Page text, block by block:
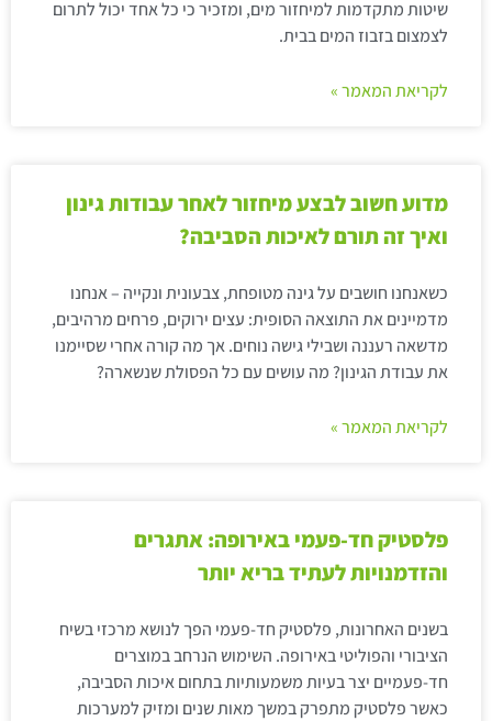
שיטות מתקדמות למיחזור מים, ומזכיר כי כל אחד יכול לתרום
לצמצום בזבוז המים בבית.
לקריאת המאמר »
מדוע חשוב לבצע מיחזור לאחר עבודות גינון
ואיך זה תורם לאיכות הסביבה?
כשאנחנו חושבים על גינה מטופחת, צבעונית ונקייה – אנחנו
מדמיינים את התוצאה הסופית: עצים ירוקים, פרחים מרהיבים,
מדשאה רעננה ושבילי גישה נוחים. אך מה קורה אחרי שסיימנו
את עבודת הגינון? מה עושים עם כל הפסולת שנשארה?
לקריאת המאמר »
פלסטיק חד-פעמי באירופה: אתגרים
והזדמנויות לעתיד בריא יותר
בשנים האחרונות, פלסטיק חד-פעמי הפך לנושא מרכזי בשיח
הציבורי והפוליטי באירופה. השימוש הנרחב במוצרים
חד-פעמיים יצר בעיות משמעותיות בתחום איכות הסביבה,
כאשר פלסטיק מתפרק במשך מאות שנים ומזיק למערכות